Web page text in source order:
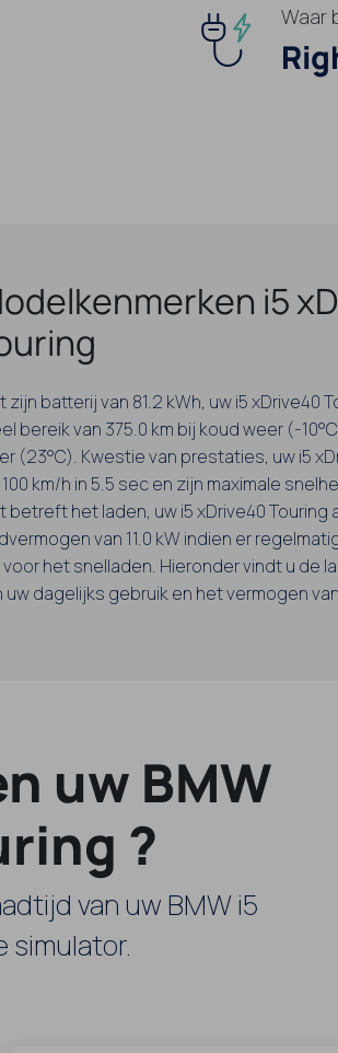
Waar
i5
zijn batterij van 81.2 kWh, uw i5 xDrive40
bereik van 375.0 km bij koud weer (-
(23°C). Kwestie van prestaties, uw i5
km/h in 5.5 sec en zijn maximale
betreft het laden, uw i5 xDrive40 Touring
van 11.0 kW indien er
voor het snelladen. Hieronder vindt u de
uw dagelijks gebruik en het vermogen
uw BMW
?
van uw BMW i5
simulator.